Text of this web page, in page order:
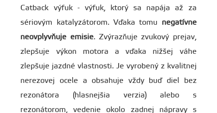
Catback výfuk - výfuk, ktorý sa napája až za
sériovým katalyzátorom. Vďaka tomu negatívne
neovplyvňuje emisie. Zvýrazňuje zvukový prejav,
zlepšuje výkon motora a vďaka nižšej váhe
zlepšuje jazdné vlastnosti. Je vyrobený z kvalitnej
nerezovej ocele a obsahuje vždy buď diel bez
rezonátora (hlasnejšia verzia) alebo s
rezonátorom, vedenie okolo zadnej nápravy s